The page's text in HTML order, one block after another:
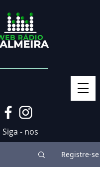
Siga - nos
Registre-se